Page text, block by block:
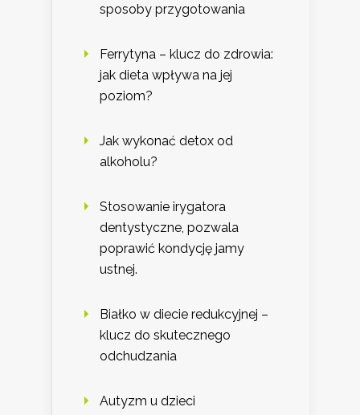
sposoby przygotowania
Ferrytyna – klucz do zdrowia:
jak dieta wpływa na jej
poziom?
Jak wykonać detox od
alkoholu?
Stosowanie irygatora
dentystyczne, pozwala
poprawić kondycję jamy
ustnej.
Białko w diecie redukcyjnej –
klucz do skutecznego
odchudzania
Autyzm u dzieci